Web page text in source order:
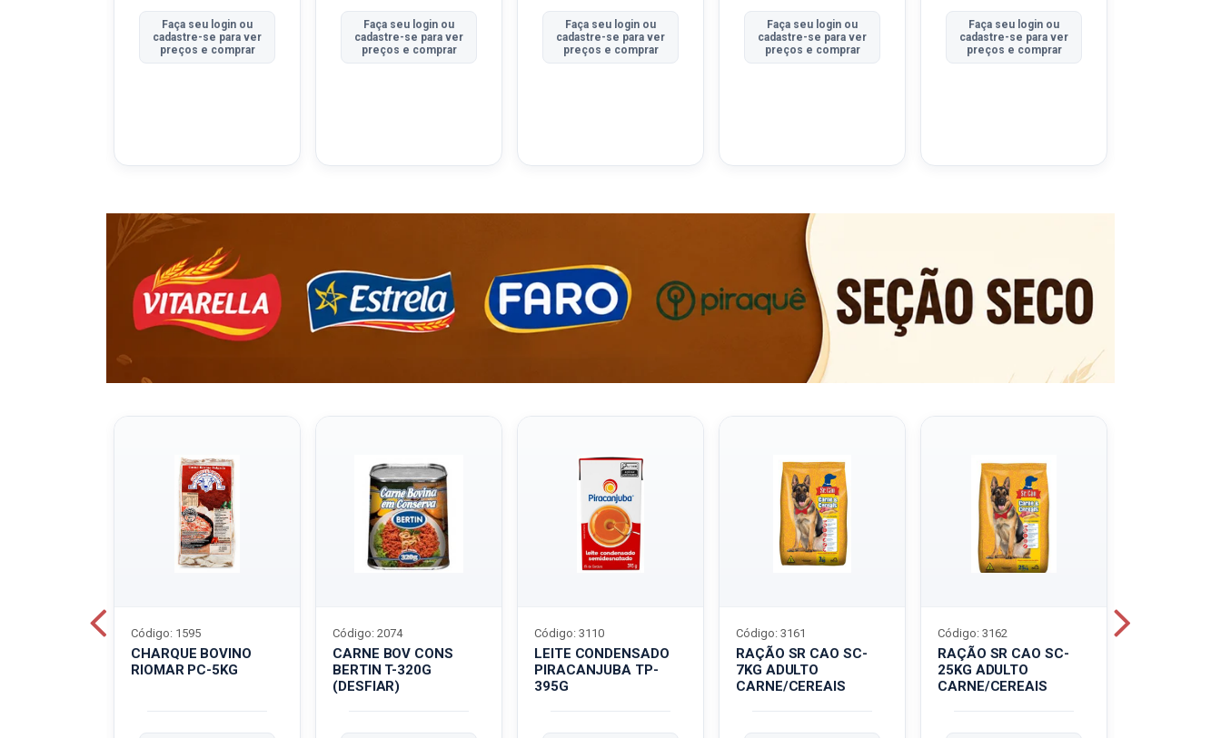
Faça seu login ou
cadastre-se para ver
preços e comprar
Faça seu login ou
cadastre-se para ver
preços e comprar
Faça seu login ou
cadastre-se para ver
preços e comprar
Faça seu login ou
cadastre-se para ver
preços e comprar
Faça seu login ou
cadastre-se para ver
preços e comprar
CHARQUE BOVINO
RIOMAR PC-5KG
Código: 1595
CARNE BOV CONS
BERTIN T-320G
(DESFIAR)
Código: 2074
LEITE CONDENSADO
PIRACANJUBA TP-
395G
Código: 3110
RAÇÃO SR CAO SC-
7KG ADULTO
CARNE/CEREAIS
Código: 3161
RAÇÃO SR CAO SC-
25KG ADULTO
CARNE/CEREAIS
Código: 3162